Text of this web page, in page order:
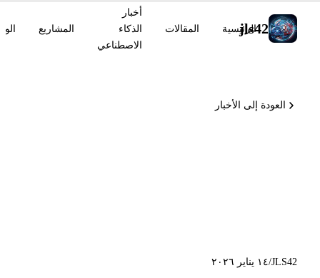
jls42
الرئيسية المقالات
أخبار
الذكاء
الاصطناعي
المشاريع
العودة إلى الأخبار
JLS42
/١٤ يناير ٢٠٢٦